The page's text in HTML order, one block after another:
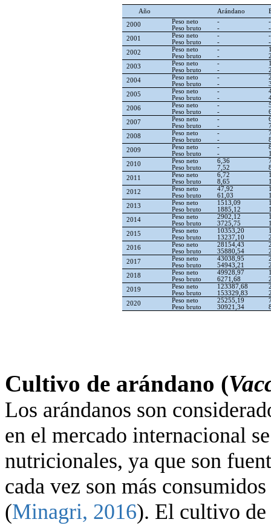
Año Arándano
2000
Peso neto -
-
Peso bruto
-
-
2001
Peso neto -
-
Peso bruto
-
-
2002
Peso neto -
Peso bruto
-
2003
Peso neto -
Peso bruto
-
2004
Peso neto -
Peso bruto
-
2005
Peso neto -
Peso bruto
-
2006
Peso neto -
Peso bruto
-
2007
Peso neto -
Peso bruto
-
2008
Peso neto -
Peso bruto
-
2009
Peso neto -
Peso bruto
-
2010
Peso neto 6,36
Peso bruto
7,52
2011
Peso neto 6,72
Peso bruto
8,65
2012
Peso neto 47,92
Peso bruto
61,03
2013
Peso neto 1513,09
Peso bruto
1885,12
2014
Peso neto 2902,12
Peso bruto
3725,75
2015
Peso neto 10353,20
Peso bruto
13237,10
2016
Peso neto 28154,43
Peso bruto
35880,54
2017
Peso neto 43038,95
Peso bruto
54943,21
2018
Peso neto 49928,97
Peso bruto
6271,68
2019
Peso neto 123387,68
Peso bruto
153329,83
2020
Peso neto 25255,19
Peso bruto
30921,34
Cultivo de arándano (
Los arándanos son
en el mercado internacional
nutricionales, ya que son
cada vez son más
(Minagri, 2016). El cultivo de